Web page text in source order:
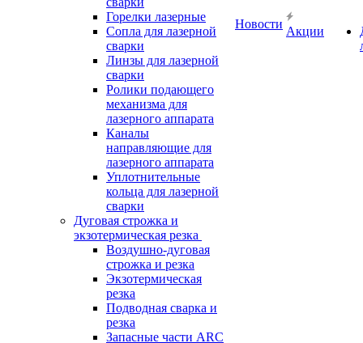
Горелки лазерные
Сопла для лазерной
сварки
Линзы для лазерной
сварки
Ролики подающего
механизма для
лазерного аппарата
Каналы
направляющие для
лазерного аппарата
Уплотнительные
кольца для лазерной
сварки
Дуговая строжка и
экзотермическая резка
Воздушно-дуговая
строжка и резка
Экзотермическая
резка
Подводная сварка и
резка
Запасные части ARC
Новости
Акции